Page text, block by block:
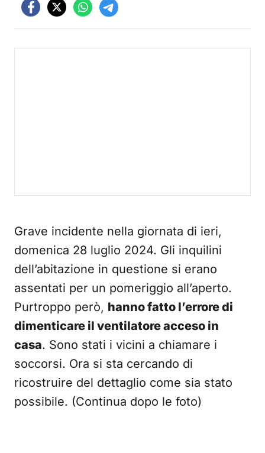
Grave incidente nella giornata di ieri,
domenica 28 luglio 2024. Gli inquilini
dell’abitazione in questione si erano
assentati per un pomeriggio all’aperto.
Purtroppo però, hanno fatto l’errore di
dimenticare il ventilatore acceso in
casa. Sono stati i vicini a chiamare i
soccorsi. Ora si sta cercando di
ricostruire del dettaglio come sia stato
possibile. (Continua dopo le foto)